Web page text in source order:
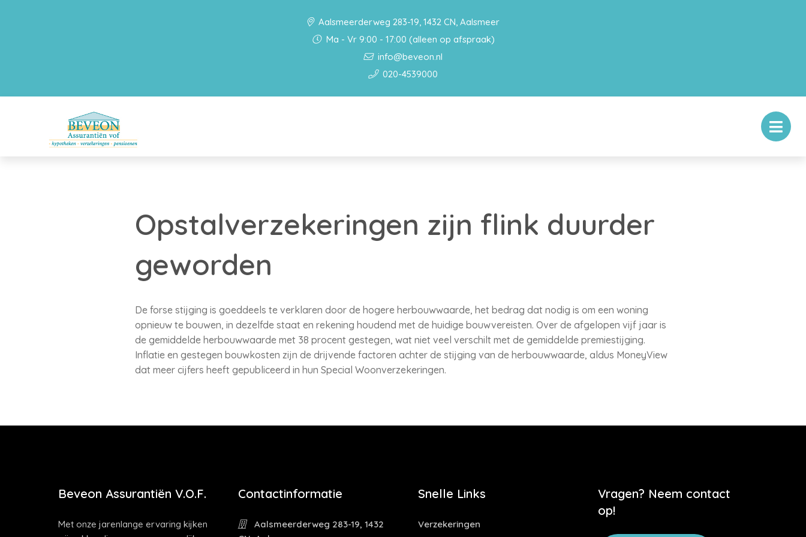
Aalsmeerderweg 283-19, 1432 CN, Aalsmeer
Ma - Vr 9:00 - 17:00 (alleen op afspraak)
info@beveon.nl
020-4539000
Opstalverzekeringen zijn flink duurder
geworden
De forse stijging is goeddeels te verklaren door de hogere herbouwwaarde, het bedrag dat nodig is om een woning
opnieuw te bouwen, in dezelfde staat en rekening houdend met de huidige bouwvereisten. Over de afgelopen vijf jaar is
de gemiddelde herbouwwaarde met 38 procent gestegen, wat niet veel verschilt met de gemiddelde premiestijging.
Inflatie en gestegen bouwkosten zijn de drijvende factoren achter de stijging van de herbouwwaarde, aldus MoneyView
dat meer cijfers heeft gepubliceerd in hun Special Woonverzekeringen.
Beveon Assurantiën V.O.F.
Met onze jarenlange ervaring kijken
Contactinformatie
Aalsmeerderweg 283-19, 1432
Snelle Links
Verzekeringen
Vragen? Neem contact
op!